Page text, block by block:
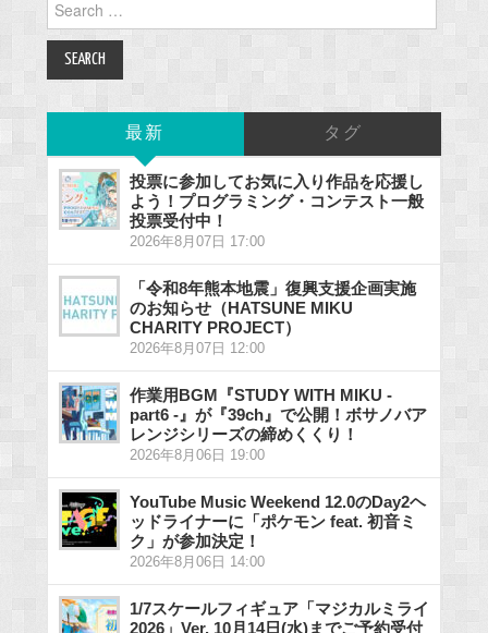
for:
最新 タグ
投票に参加してお気に入り作品を応援し
よう！プログラミング・コンテスト一般
投票受付中！
2026年8月07日 17:00
「令和8年熊本地震」復興支援企画実施
のお知らせ（HATSUNE MIKU
CHARITY PROJECT）
2026年8月07日 12:00
作業用BGM『STUDY WITH MIKU -
part6 -』が『39ch』で公開！ボサノバア
レンジシリーズの締めくくり！
2026年8月06日 19:00
YouTube Music Weekend 12.0のDay2ヘ
ッドライナーに「ポケモン feat. 初音ミ
ク」が参加決定！
2026年8月06日 14:00
1/7スケールフィギュア「マジカルミライ
2026」Ver. 10月14日(水)までご予約受付